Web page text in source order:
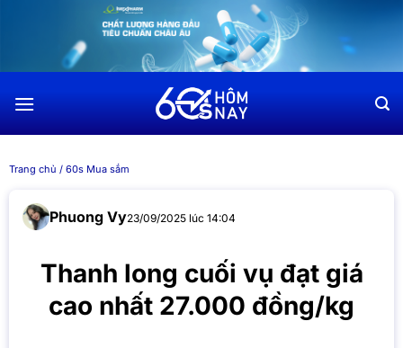
dung
Trang chủ / 60s Mua sắm
Phuong Vy23/09/2025 lúc 14:04
Thanh long cuối vụ đạt giá
cao nhất 27.000 đồng/kg